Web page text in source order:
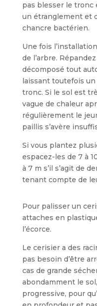
pas blesser le tronc
un étranglement et
chancre bactérien.
Une fois
de l’arbre.
décomposé tout
laissant toutefois
tronc. Si le sol est
vague de chaleur
régulièrement le
paillis s’avère
Si vous plantez
espacez-les de 7 à
à 7 m s’il s’agit de
tenant compte de
Pour palisser un
attaches en
l’écorce.
Le cerisier a des
pas besoin d’être
cas de grande
abondam­ment le
progressive, pour